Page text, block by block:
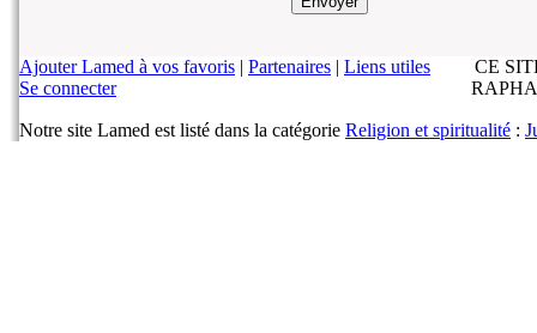
Ajouter Lamed à vos favoris | Partenaires | Liens utiles
Se connecter
CE
Notre site Lamed est listé dans la catégorie Religion et spiritualité :